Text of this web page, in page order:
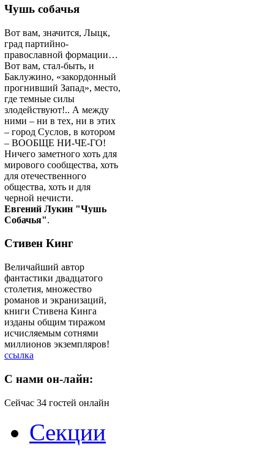
Чушь собачья
Вот вам, значится, Лыцк,
град партийно-
православной формации…
Вот вам, стал-быть, и
Баклужино, «закордонный
прогнивший Запад», место,
где темные силы
злодействуют!.. А между
ними – ни в тех, ни в этих
– город Суслов, в котором
– ВООБЩЕ НИ-ЧЕ-ГО!
Ничего заметного хоть для
мирового сообщества, хоть
для отечественного
общества, хоть и для
черной нечисти.
Евгений Лукин "Чушь
Собачья".
Стивен Кинг
Величайший автор
фантастики двадцатого
столетия, множество
романов и экранизаций,
книги Стивена Кинга
изданы общим тиражом
исчисляемым сотнями
миллионов экземпляров!
ссылка
C нами он-лайн:
Сейчас 34 гостей онлайн
Секции